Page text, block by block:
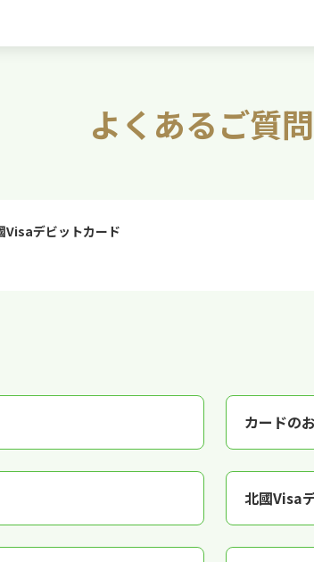
よくあるご質問
Visaデビットカード
カードの
北國Visa